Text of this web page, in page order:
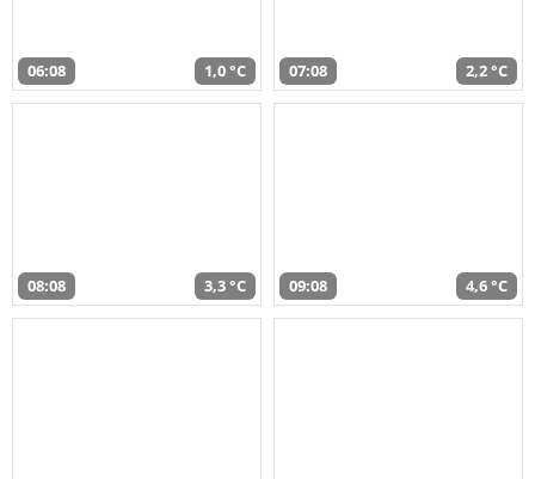
06:08 1,0 °C 07:08 2,2 °C
08:08 3,3 °C 09:08 4,6 °C